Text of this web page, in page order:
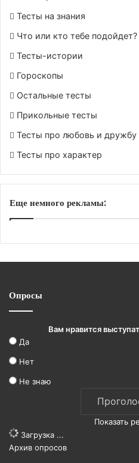
Тесты на знания
Что или кто тебе подойдет?
Тесты-истории
Гороскопы
Остальные тесты
Прикольные тесты
Тесты про любовь и дружбу
Тесты про характер
Еще немного рекламы:
Опросы
Вам нравится
Да
Нет
Не знаю
Показать
Загрузка ...
Архив опросов